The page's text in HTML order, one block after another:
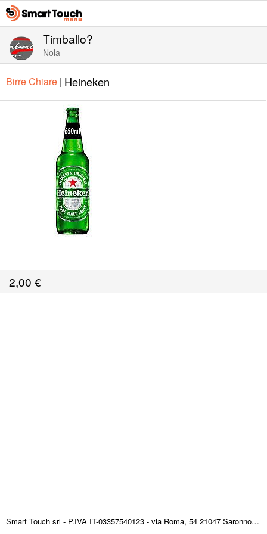
Timballo?
Nola
Birre Chiare | Heineken
2,00 €
Smart Touch srl - P.IVA IT-03357540123 - via Roma, 54 21047 Saronno (VA) ITALY